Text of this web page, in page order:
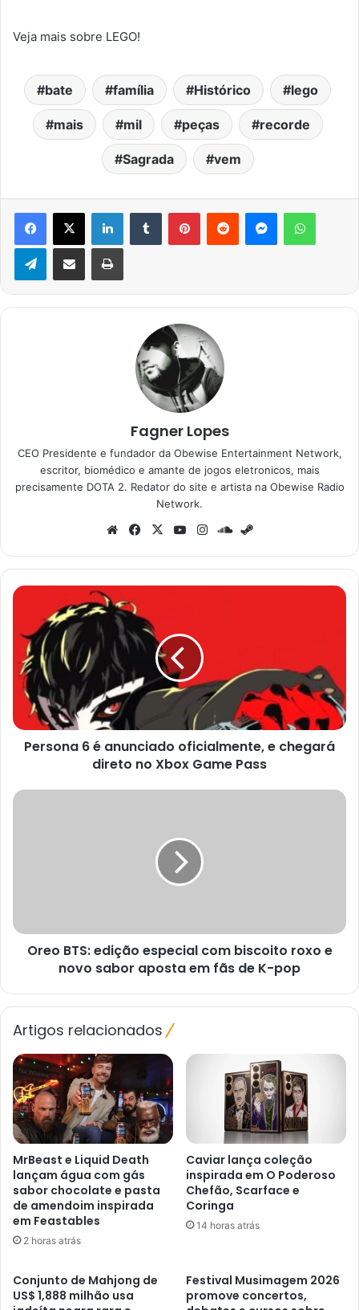
Veja mais sobre LEGO!
bate família Histórico lego
mais mil peças recorde
Sagrada vem
Facebook
X LinkedinTumblr PinterestReddit Messenger
TelegramCompartilhar via e-mail Imprimir
Fagner Lopes
CEO Presidente e fundador da Obewise Entertainment Network,
escritor, biomédico e amante de jogos eletronicos, mais
precisamente DOTA 2. Redator do site e artista na Obewise Radio
Network.
WebsiteFacebook
X YouTubeInstagramSoundCloud
Persona
anunciado
oficialmente,
chegará
direto
no
Xbox
Persona 6 é anunciado oficialmente, e chegará
direto no Xbox Game Pass
Oreo
novo
sabor
K-
Oreo BTS: edição especial com biscoito roxo e
novo sabor aposta em fãs de K-pop
Artigos relacionados
MrBeast e Liquid Death
lançam água com gás
sabor chocolate e pasta
de amendoim inspirada
em Feastables
2 horas atrás
Caviar lança coleção
inspirada em O Poderoso
Chefão, Scarface e
Coringa
14 horas atrás
Conjunto de Mahjong de
US$ 1,888 milhão usa
Festival Musimagem 2026
promove concertos,